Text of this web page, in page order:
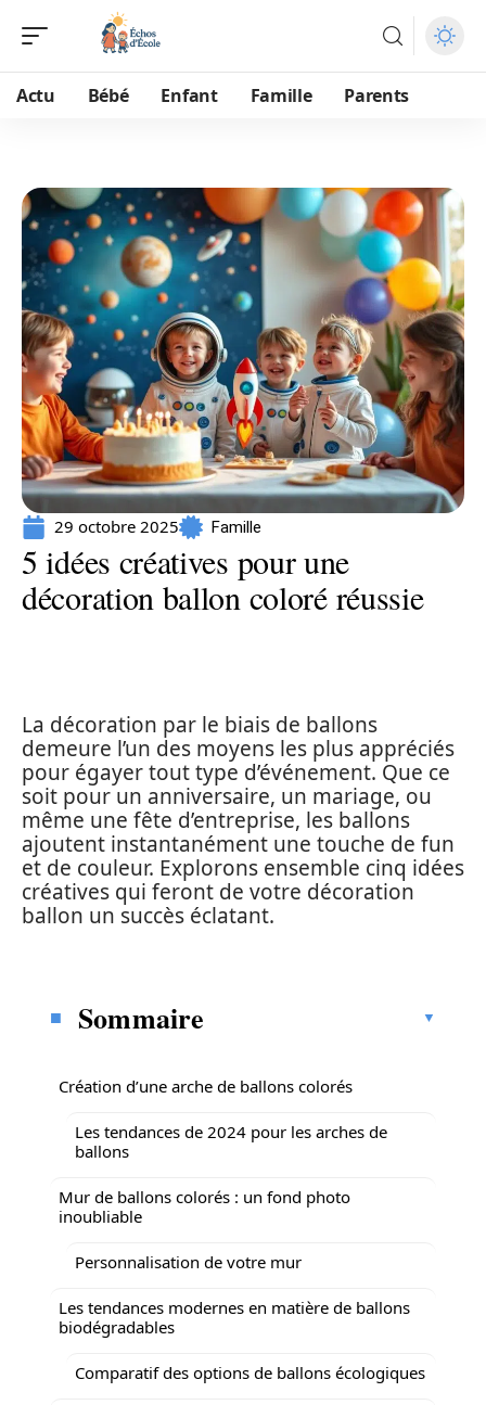
Actu Bébé Enfant Famille Parents
29 octobre 2025 Famille
5 idées créatives pour une
décoration ballon coloré réussie
La décoration par le biais de ballons
demeure l’un des moyens les plus appréciés
pour égayer tout type d’événement. Que ce
soit pour un anniversaire, un mariage, ou
même une fête d’entreprise, les ballons
ajoutent instantanément une touche de fun
et de couleur. Explorons ensemble cinq idées
créatives qui feront de votre décoration
ballon un succès éclatant.
Sommaire
Création d’une arche de ballons colorés
Les tendances de 2024 pour les arches de
ballons
Mur de ballons colorés : un fond photo
inoubliable
Personnalisation de votre mur
Les tendances modernes en matière de ballons
biodégradables
Comparatif des options de ballons écologiques